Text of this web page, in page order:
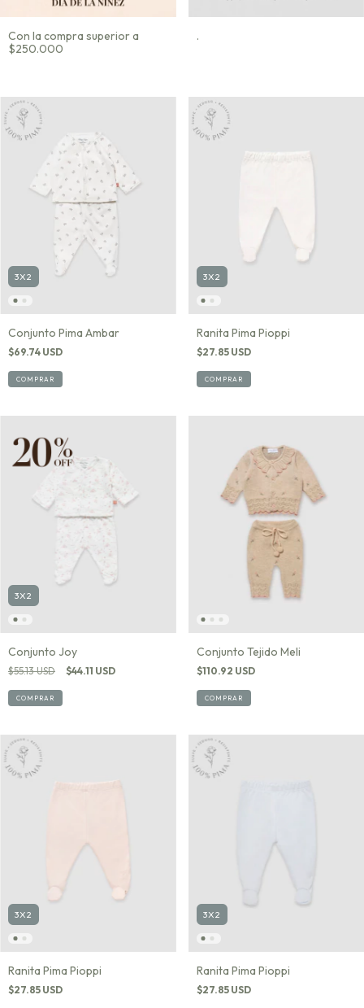
Con la compra superior a
$250.000
.
3X2
Conjunto Pima Ambar
$69.74 USD
COMPRAR
3X2
Ranita Pima Pioppi
$27.85 USD
COMPRAR
3X2
Conjunto Joy
$55.13 USD $44.11 USD
COMPRAR
Conjunto Tejido Meli
$110.92 USD
COMPRAR
3X2
Ranita Pima Pioppi
$27.85 USD
3X2
Ranita Pima Pioppi
$27.85 USD